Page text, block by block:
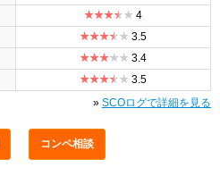
4
3.5
3.4
3.5
» SCOログで詳細を見る
コンペ相談